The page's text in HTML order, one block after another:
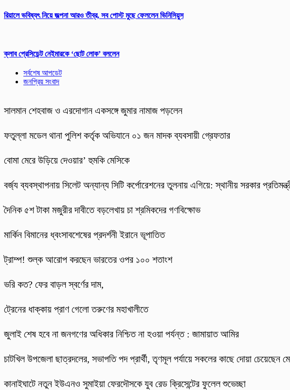
রিয়ালে ভবিষ্যৎ নিয়ে জল্পনা আরও তীব্র, সব পোস্ট মুছে ফেললেন ভিনিসিয়ুস
ক্লাব প্রেসিডেন্ট নেইমারকে ‘ছোট লোক’ বললেন
সর্বশেষ আপডেট
জনপ্রিয় সংবাদ
সালমান শেহবাজ ও এরদোগান একসঙ্গে জুমার নামাজ পড়লেন
ফতুল্লা মডেল থানা পুলিশ কর্তৃক অভিযানে ০১ জন মাদক ব্যবসায়ী গ্রেফতার
বোমা মেরে উড়িয়ে দেওয়ার’ হুমকি মেসিকে
বর্জ্য ব্যবস্থাপনায় সিলেট অন্যান্য সিটি কর্পোরেশনের তুলনায় এগিয়ে: স্থানীয় সরকার
দৈনিক ৫শ টাকা মজুরীর দাবীতে বড়লেখায় চা শ্রমিকদের গণবিক্ষোভ
মার্কিন বিমানের ধ্বংসাবশেষের প্রদর্শনী ইরানে ভূপাতিত
ট্রাম্প! শুল্ক আরোপ করছেন ভারতের ওপর ১০০ শতাংশ
ভরি কত? ফের বাড়ল স্বর্ণের দাম,
ট্রেনের ধাক্কায় প্রাণ গেলো তরুণের মহাখালীতে
জুলাই শেষ হবে না জনগণের অধিকার নিশ্চিত না হওয়া পর্যন্ত : জামায়াত আমির
চাটখিল উপজেলা ছাত্রদলের, সভাপতি পদ প্রার্থী, তৃণমূল পর্যায়ে সকলের কাছে দোয়া চেয়েছেন
কানাইঘাটে নতুন ইউএনও সুমাইয়া ফেরদৌসকে যুব রেড ক্রিসেন্টের ফুলেল শুভেচ্ছা